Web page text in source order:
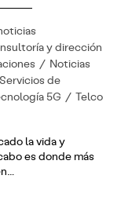
y dirección
/ Noticias
Servicios de
5G / Telco
la vida y
es donde más